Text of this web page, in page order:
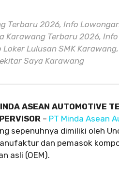
Terbaru 2026, Info
Karawang Terbaru 2026,
Lulusan SMK
Saya Karawang
ASEAN AUTOMOTIVE
– PT Minda Asean
sepenuhnya dimiliki oleh
dan pemasok
asli (OEM).